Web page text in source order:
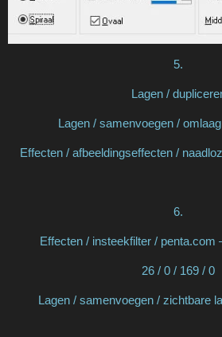
5.
Lagen /
Lagen / samenvoegen /
Effecten / afbeeldingseffecten /
6.
Effecten / insteekfilter / penta.com
26 / 0 / 169 / 0
Lagen / samenvoegen / zichtbare